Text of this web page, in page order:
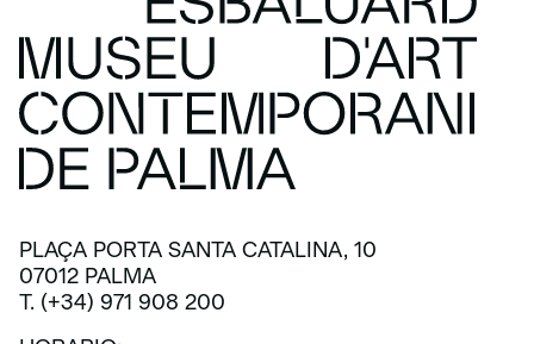
PLAÇA PORTA SANTA CATALINA, 10
07012 PALMA
T. (+34) 971 908 200